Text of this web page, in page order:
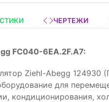
ЧЕРТЕЖИ
FC040-6EA.2F.A7:
Ziehl-Abegg 124930
для
кондиционирования,